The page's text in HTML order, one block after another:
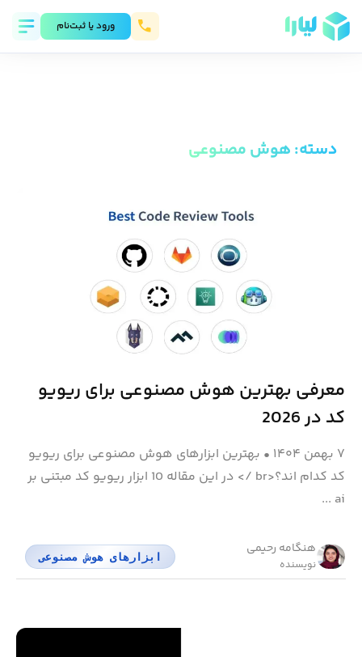
ورود يا ثبت‌نام
دسته:هوش مصنوعی
معرفی بهترین هوش مصنوعی برای ریویو
کد در 2026
۷ بهمن ۱۴۰۴ • بهترین ابزارهای هوش مصنوعی برای ریویو
کد کدام اند؟<br /> در این مقاله 10 ابزار ریویو کد مبتنی بر
ai ...
هنگامه رحیمی
نویسنده
ابزارهای هوش مصنوعی